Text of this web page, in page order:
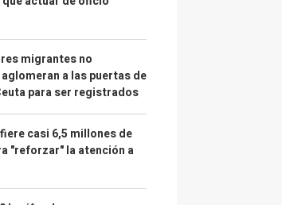
migrantes no
a las puertas de
para ser registrados
casi 6,5 millones de
"reforzar" la atención a